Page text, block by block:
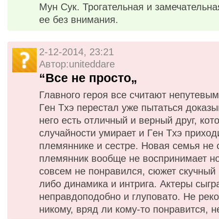
Мyн Cук. Трогательная и
ее без внимания.
2-12-2014, 23:21
Автор:uniteddare
“Все не просто„
Главного героя все считают
Гeн Tхэ перестал уже пытаться
него есть отличный и верный друг,
случайности умирает и Гeн Tхэ
племяннике и сестре. Новая семья не
племянник вообще не воспринимает
совсем не понравился, сюжет скучный
либо динамика и интрига. Актеры
неправдоподобно и глуповато. Не
никому, вряд ли кому-то понравится,